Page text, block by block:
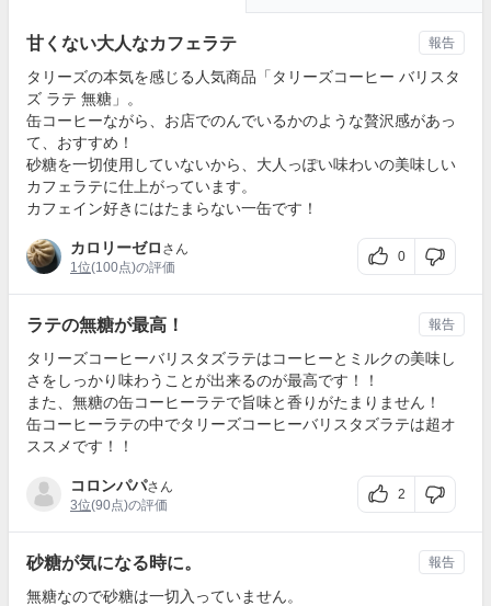
甘くない大人なカフェラテ
タリーズの本気を感じる人気商品「タリーズコーヒー バリスタ
ズ ラテ 無糖」。
缶コーヒーながら、お店でのんでいるかのような贅沢感があっ
て、おすすめ！
砂糖を一切使用していないから、大人っぽい味わいの美味しい
カフェラテに仕上がっています。
カフェイン好きにはたまらない一缶です！
カロリーゼロ さん
1位(100点)の評価
0
報告
ラテの無糖が最高！
タリーズコーヒーバリスタズラテはコーヒーとミルクの美味し
さをしっかり味わうことが出来るのが最高です！！
また、無糖の缶コーヒーラテで旨味と香りがたまりません！
缶コーヒーラテの中でタリーズコーヒーバリスタズラテは超オ
ススメです！！
コロンパパさん
3位(90点)の評価
2
報告
砂糖が気になる時に。
無糖なので砂糖は一切入っていません。
報告